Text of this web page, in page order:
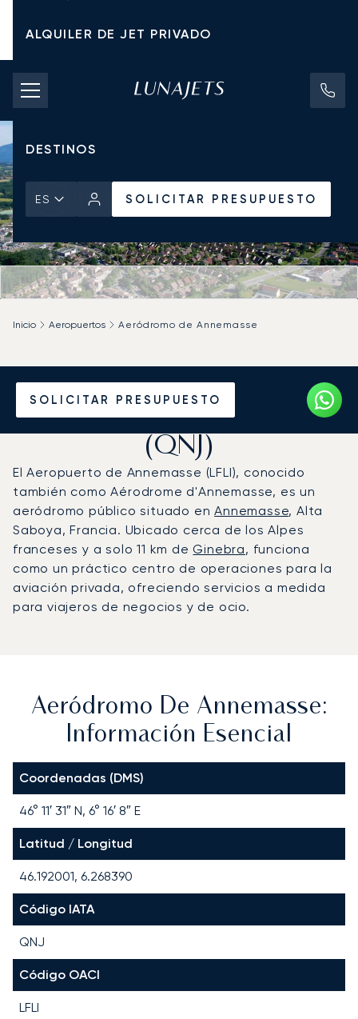
ALQUILER DE JET PRIVADO
TARIFAS DE CHÁRTER
JETS PRIVADOS
DESTINOS
ES SOLICITAR PRESUPUESTO
SOLICITAR PRESUPUESTO
Inicio Aeropuertos Aeródromo de Annemasse
Vuele en Jet Privado al
Aeródromo de Annemasse
(QNJ)
El Aeropuerto de Annemasse (LFLI), conocido
también como Aérodrome d'Annemasse, es un
aeródromo público situado enAnnemasse, Alta
Saboya, Francia. Ubicado cerca de los Alpes
franceses y a solo 11 km deGinebra, funciona
como un práctico centro de operaciones para la
aviación privada, ofreciendo servicios a medida
para viajeros de negocios y de ocio.
Aeródromo De Annemasse:
Información Esencial
Coordenadas (DMS)
46° 11′ 31″ N, 6° 16′ 8″ E
Latitud / Longitud
46.192001, 6.268390
Código IATA
QNJ
Código OACI
LFLI